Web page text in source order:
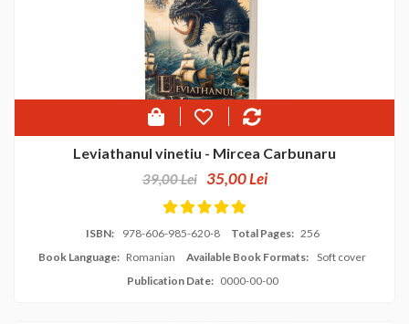
Leviathanul vinetiu - Mircea Carbunaru
39,00 Lei 35,00 Lei
ISBN: 978-606-985-620-8 Total Pages: 256
Book Language: Romanian Available Book Formats: Soft cover
Publication Date: 0000-00-00